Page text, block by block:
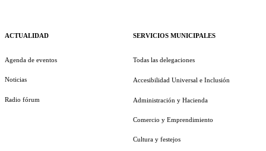
ACTUALIDAD
Agenda de eventos
Noticias
Radio fórum
SERVICIOS MUNICIPALES
Todas las delegaciones
Accesibilidad Universal e Inclusión
Administración y Hacienda
Comercio y Emprendimiento
Cultura y festejos